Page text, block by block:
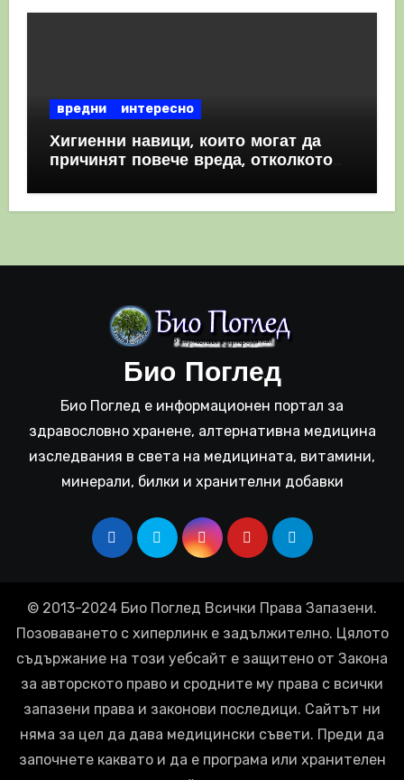
вредни интересно
Хигиенни навици, които могат да
причинят повече вреда, отколкото
Био Поглед
Био Поглед е информационен портал за
здравословно хранене, алтернативна медицина
изследвания в света на медицината, витамини,
минерали, билки и хранителни добавки
© 2013-2024 Био Поглед Всички Права Запазени.
Позоваването с хиперлинк е задължително. Цялото
съдържание на този уебсайт е защитено от Закона
за авторското право и сродните му права с всички
запазени права и законови последици. Сайтът ни
няма за цел да дава медицински съвети. Преди да
започнете каквато и да е програма или хранителен